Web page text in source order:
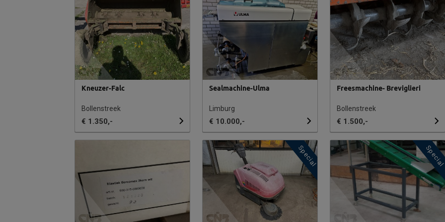
Kneuzer-Falc
Bollenstreek
€ 1.350,-
Sealmachine-Ulma
Limburg
€ 10.000,-
Freesmachine- Breviglieri
Bollenstreek
€ 1.500,-
Special